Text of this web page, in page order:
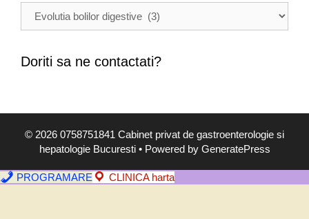
i
p
o
m
Doriti sa ne contactati?
© 2026 0758751841 Cabinet privat de gastroenterologie si
hepatologie Bucuresti• Powered by GeneratePress
PROGRAMARE CLINICA harta